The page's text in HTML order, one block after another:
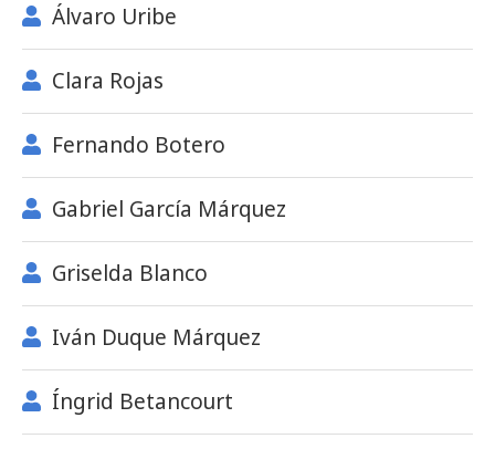
Álvaro Uribe
Clara Rojas
Fernando Botero
Gabriel García Márquez
Griselda Blanco
Iván Duque Márquez
Íngrid Betancourt